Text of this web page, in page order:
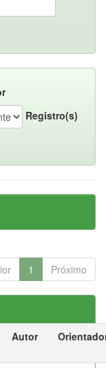
Registro(s)
1 Próximo
Autor